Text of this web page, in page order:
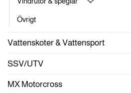
Övrigt
Vattenskoter & Vattensport
SSV/UTV
MX Motorcross